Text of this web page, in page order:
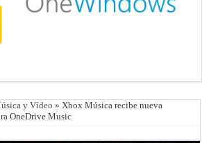
y Vídeo » Xbox Música recibe nueva
OneDrive Music